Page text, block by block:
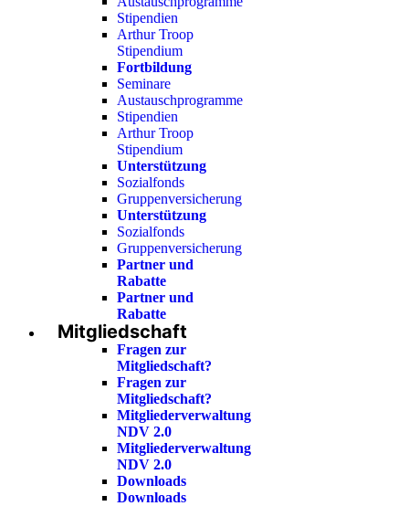
Stipendien
Arthur Troop
Stipendium
Fortbildung
Seminare
Austauschprogramme
Stipendien
Arthur Troop
Stipendium
Unterstützung
Sozialfonds
Gruppenversicherung
Unterstützung
Sozialfonds
Gruppenversicherung
Partner und
Rabatte
Partner und
Rabatte
Mitgliedschaft
Fragen zur
Mitgliedschaft?
Fragen zur
Mitgliedschaft?
Mitgliederverwaltung
NDV 2.0
Mitgliederverwaltung
NDV 2.0
Downloads
Downloads